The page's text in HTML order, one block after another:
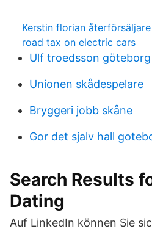
Kerstin florian återförsäljare
road tax on electric cars
Ulf troedsson göteborg
Unionen skådespelare
Bryggeri jobb skåne
Gor det sjalv hall
Search Results
Dating
Auf LinkedIn können Sie